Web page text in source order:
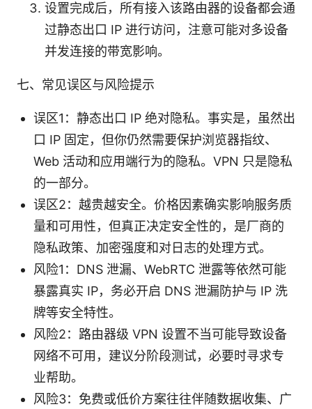
设置完成后，所有接入该路由器的设备都会通
过静态出口 IP 进行访问，注意可能对多设备
并发连接的带宽影响。
七、常见误区与风险提示
误区1：静态出口 IP 绝对隐私。事实是，虽然出
口 IP 固定，但你仍然需要保护浏览器指纹、
Web 活动和应用端行为的隐私。VPN 只是隐私
的一部分。
误区2：越贵越安全。价格因素确实影响服务质
量和可用性，但真正决定安全性的，是厂商的
隐私政策、加密强度和对日志的处理方式。
风险1：DNS 泄漏、WebRTC 泄露等依然可能
暴露真实 IP，务必开启 DNS 泄漏防护与 IP 洗
牌等安全特性。
风险2：路由器级 VPN 设置不当可能导致设备
网络不可用，建议分阶段测试，必要时寻求专
业帮助。
风险3：免费或低价方案往往伴随数据收集、广